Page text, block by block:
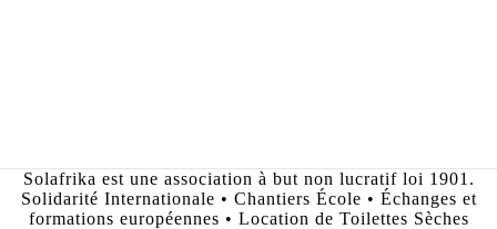
Solafrika est une association à but non lucratif loi 1901.
Solidarité Internationale • Chantiers École • Échanges et
formations européennes • Location de Toilettes Sèches